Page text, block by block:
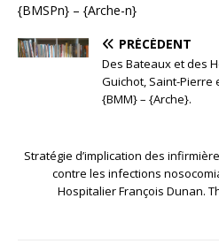
{BMSPn} – {Arche-n}
PRÉCÉDENT
Des Bateaux et des
Guichot, Saint-Pierre
{BMM} – {Arche}.
Stratégie d’implication des
contre les infections
Hospitalier François Dunan.